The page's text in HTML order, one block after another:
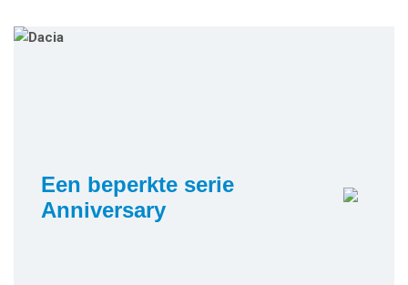
Een beperkte serie
Anniversary